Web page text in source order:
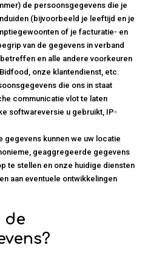
de persoonsgegevens die je
(bijvoorbeeld je leeftijd en je
of je facturatie- en
van de gegevens in verband
en alle andere voorkeuren
onze klantendienst, etc.
die ons in staat
communicatie vlot te laten
softwareversie u gebruikt, IP-
kunnen we uw locatie
geaggregeerde gegevens
te stellen en onze huidige diensten
aan eventuele ontwikkelingen
de